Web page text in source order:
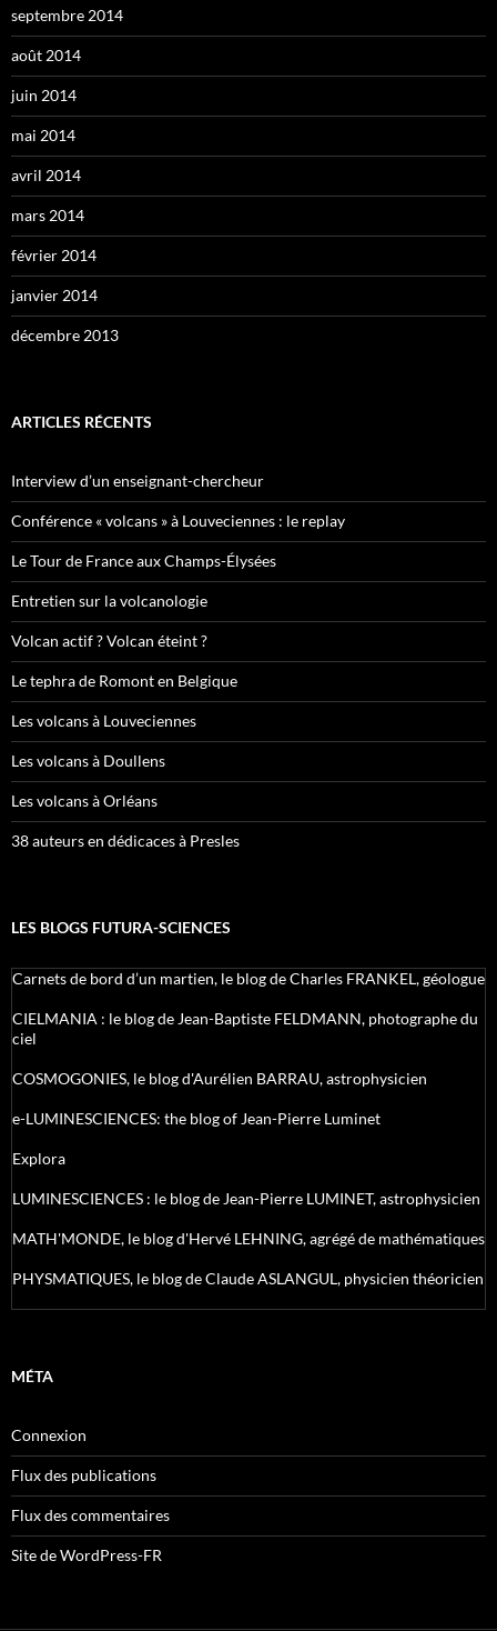
septembre 2014
août 2014
juin 2014
mai 2014
avril 2014
mars 2014
février 2014
janvier 2014
décembre 2013
ARTICLES RÉCENTS
Interview d’un enseignant-chercheur
Conférence « volcans » à Louveciennes : le replay
Le Tour de France aux Champs-Élysées
Entretien sur la volcanologie
Volcan actif ? Volcan éteint ?
Le tephra de Romont en Belgique
Les volcans à Louveciennes
Les volcans à Doullens
Les volcans à Orléans
38 auteurs en dédicaces à Presles
LES BLOGS FUTURA-SCIENCES
Carnets de bord d’un martien, le blog de Charles FRANKEL, géologue
CIELMANIA : le blog de Jean-Baptiste FELDMANN, photographe du
ciel
COSMOGONIES, le blog d'Aurélien BARRAU, astrophysicien
e-LUMINESCIENCES: the blog of Jean-Pierre Luminet
Explora
LUMINESCIENCES : le blog de Jean-Pierre LUMINET, astrophysicien
MATH'MONDE, le blog d'Hervé LEHNING, agrégé de mathématiques
PHYSMATIQUES, le blog de Claude ASLANGUL, physicien théoricien
MÉTA
Connexion
Flux des publications
Flux des commentaires
Site de WordPress-FR